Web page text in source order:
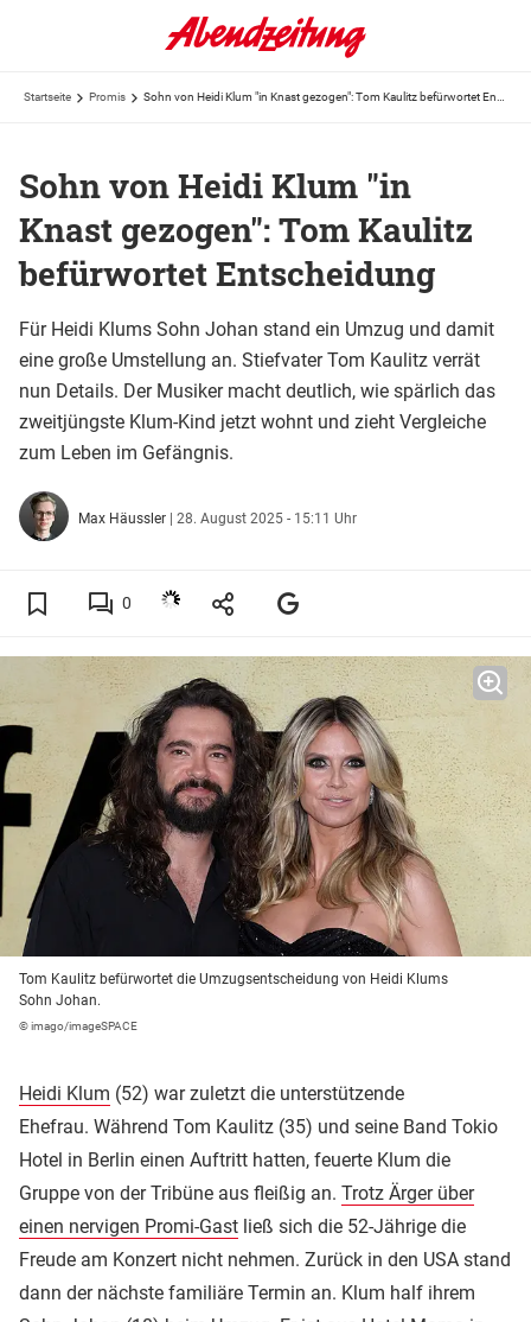
Startseite Promis
Sohn von Heidi Klum "in
Knast gezogen": Tom Kaulitz
befürwortet Entscheidung
Für Heidi Klums Sohn Johan stand ein Umzug und damit
eine große Umstellung an. Stiefvater Tom Kaulitz verrät
nun Details. Der Musiker macht deutlich, wie spärlich das
zweitjüngste Klum-Kind jetzt wohnt und zieht Vergleiche
zum Leben im Gefängnis.
Max Häussler | 28. August 2025 - 15:11 Uhr
0
Tom Kaulitz befürwortet die Umzugsentscheidung von Heidi Klums
Sohn Johan.
© imago/imageSPACE
Heidi Klum (52) war zuletzt die unterstützende
Ehefrau. Während Tom Kaulitz (35) und seine Band Tokio
Hotel in Berlin einen Auftritt hatten, feuerte Klum die
Gruppe von der Tribüne aus fleißig an. Trotz Ärger über
einen nervigen Promi-Gast ließ sich die 52-Jährige die
Freude am Konzert nicht nehmen. Zurück in den USA stand
dann der nächste familiäre Termin an. Klum half ihrem